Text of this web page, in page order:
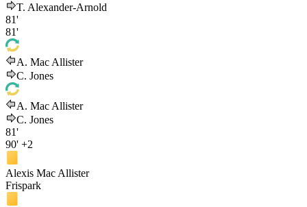
T. Alexander-Arnold
81'
81'
A. Mac Allister
C. Jones
A. Mac Allister
C. Jones
81'
90' +2
Alexis Mac Allister
Frispark